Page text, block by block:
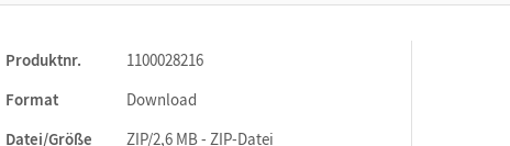
liberal und gendertolerant der literarische Stoff jeweils
Aufgabe abschließend eine eigene moderne
in Society
Produktnr.
1100028216
Format
Download
Datei/Größe
ZIP/2,6 MB - ZIP-Datei